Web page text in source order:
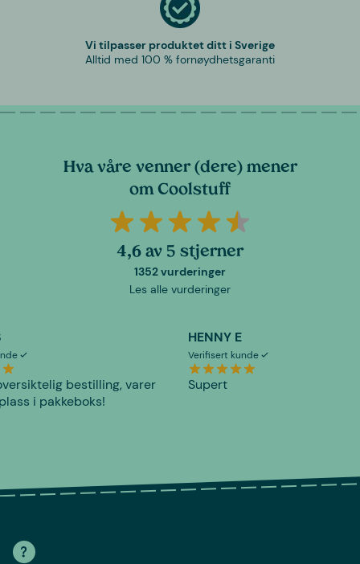
Vi tilpasser produktet ditt i Sverige
Alltid med 100 % fornøydhetsgaranti
Hva våre venner (dere) mener
om Coolstuff
4,6 av 5 stjerner
1352 vurderinger
Les alle vurderinger
bestilling, varer
i pakkeboks!
HENNY E
Verifisert kunde
Supert